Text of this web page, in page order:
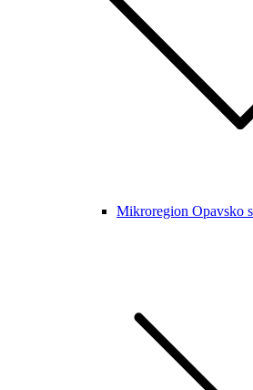
Mikroregion Opavsko